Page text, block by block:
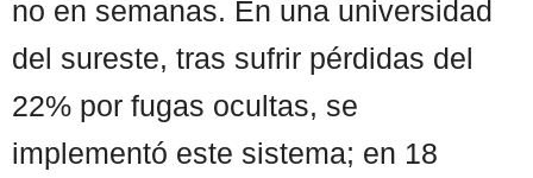
no en semanas. En una universidad
del sureste, tras sufrir pérdidas del
22% por fugas ocultas, se
implementó este sistema; en 18